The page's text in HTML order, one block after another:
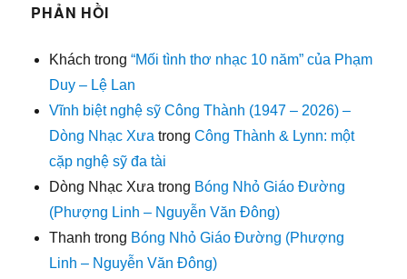
PHẢN HỒI
Khách trong“Mối tình thơ nhạc 10 năm” của Phạm
Duy – Lệ Lan
Vĩnh biệt nghệ sỹ Công Thành (1947 – 2026) –
Dòng Nhạc Xưa trongCông Thành & Lynn: một
cặp nghệ sỹ đa tài
Dòng Nhạc Xưa trong Bóng Nhỏ Giáo Đường
(Phượng Linh – Nguyễn Văn Đông)
Thanh trong Bóng Nhỏ Giáo Đường (Phượng
Linh – Nguyễn Văn Đông)